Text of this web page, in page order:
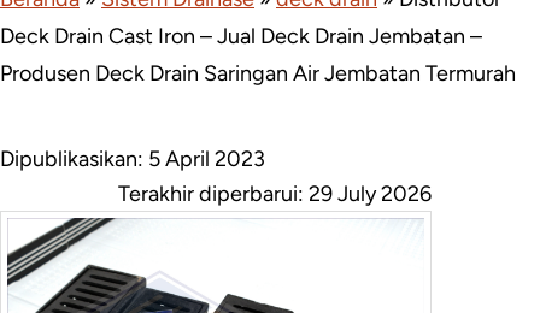
Deck Drain Cast Iron – Jual Deck Drain Jembatan –
Produsen Deck Drain Saringan Air Jembatan Termurah
Dipublikasikan: 5 April 2023
Terakhir diperbarui:29 July 2026